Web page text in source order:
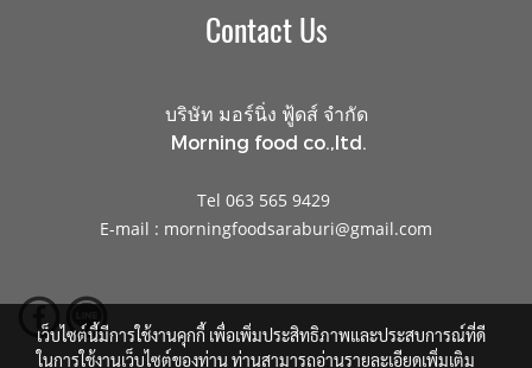
Contact Us
บริษัท มอร์นิ่ง ฟู้ดส์ จำกัด
Morning food co.,ltd.
Tel 063 565 9429
E-mail : morningfoodsaraburi@gmail.com
เว็บไซต์นี้มีการใช้งานคุกกี้ เพื่อเพิ่มประสิทธิภาพและประสบการณ์ที่ดี
ในการใช้งานเว็บไซต์ของท่าน ท่านสามารถอ่านรายละเอียดเพิ่มเติม